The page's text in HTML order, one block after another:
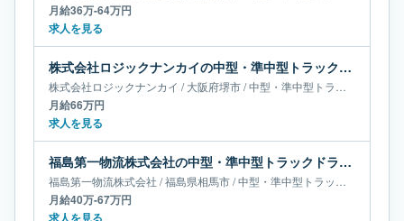
月給36万-64万円
求人を見る
株式会社ロジックナンカイの中型・準中型トラックドライバー求人｜大阪府堺市｜月給66万円
株式会社ロジックナンカイ /大阪府堺市/中型・準中型トラックドライバー
月給66万円
求人を見る
福島第一物流株式会社の中型・準中型トラックドライバー求人｜福島県相馬市｜月給40万-67万円
福島第一物流株式会社 /福島県相馬市/中型・準中型トラックドライバー
月給40万-67万円
求人を見る